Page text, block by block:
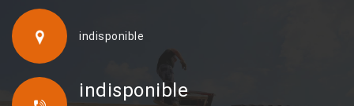
indisponible
indisponible